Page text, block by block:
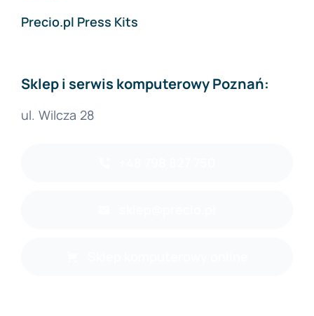
Precio.pl Press Kits
Sklep i serwis komputerowy Poznań:
ul. Wilcza 28